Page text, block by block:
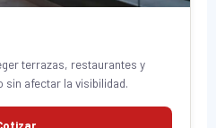
terrazas, restaurantes y
afectar la visibilidad.